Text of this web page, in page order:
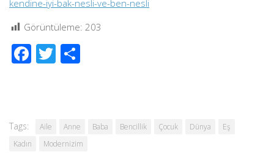
kendine-iyi-bak-nesli-ve-ben-nesli
Görüntüleme: 203
Facebook
Twitter
Tags: Aile Anne Baba Bencillik Çocuk Dünya
Eş
Kadın
Modernizim